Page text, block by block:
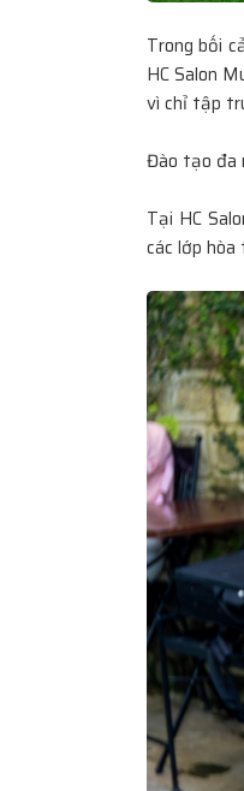
Trong bối
HC Salon
vì chỉ tập
Đào tạo đa
Tại HC
các lớp hòa